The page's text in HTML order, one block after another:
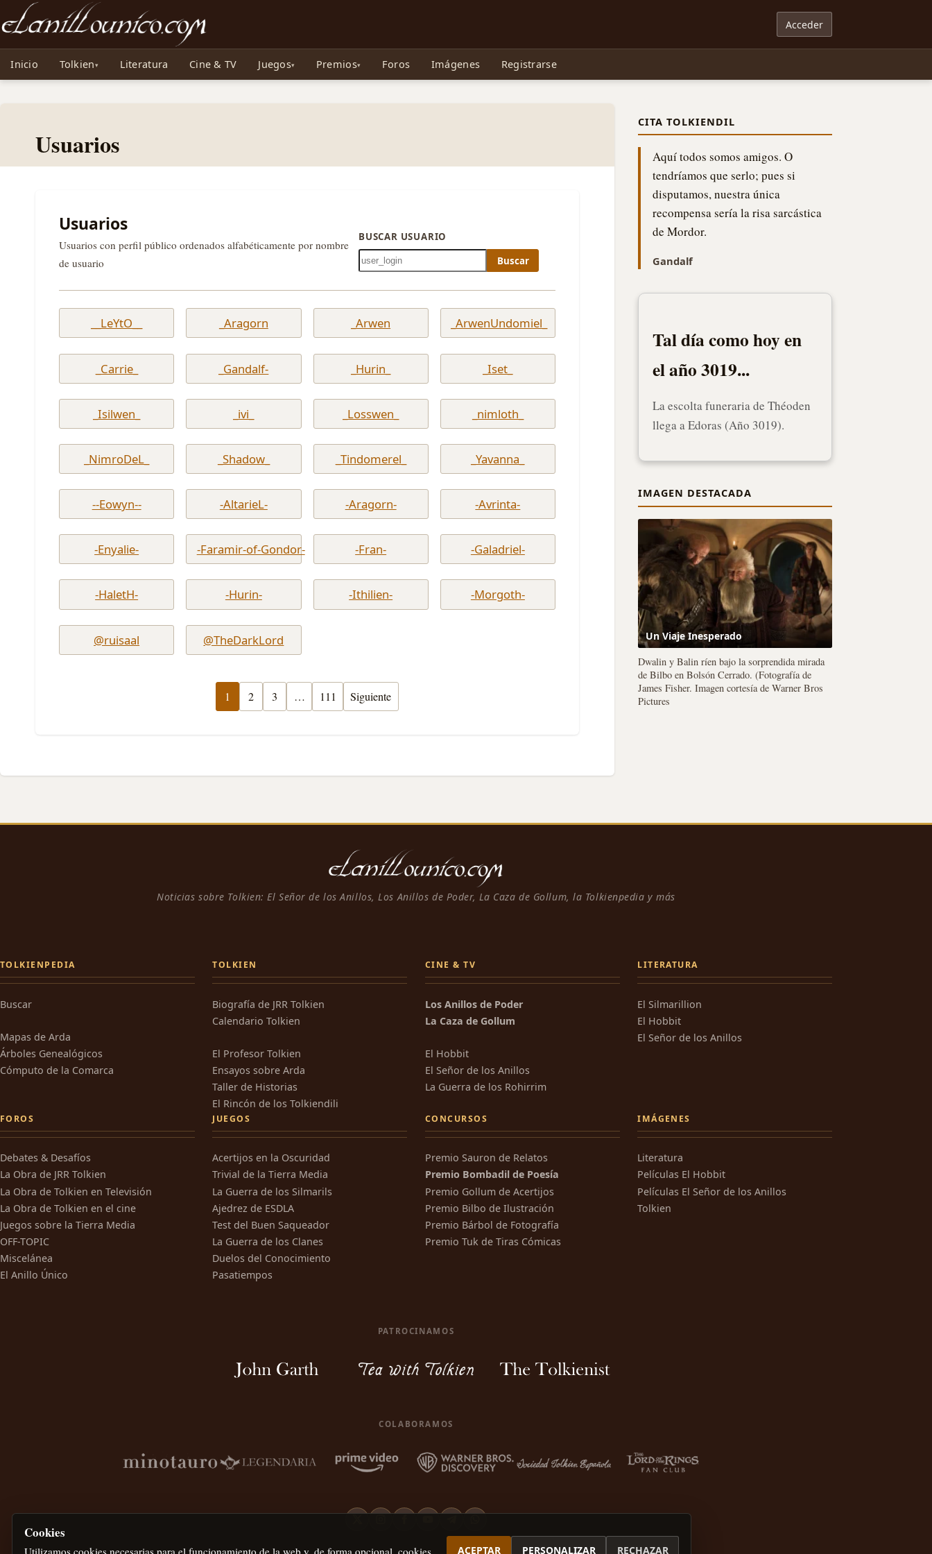
Noticias sobre Tolkien: El Señor de los Anillos, Los Anillos de Poder, La Caza de Gollum, la Tolkienpedia y más
Acceder
Inicio Tolkien Literatura Cine & TV Juegos Premios Foros Imágenes Registrarse
Usuarios
Usuarios
Usuarios con perfil público ordenados alfabéticamente por nombre
de usuario
BUSCAR USUARIO
Buscar
__LeYtO__ _Aragorn _Arwen _ArwenUndomiel_
_Carrie_ _Gandalf- _Hurin_ _Iset_
_Isilwen_ _ivi_ _Losswen_ _nimloth_
_NimroDeL_ _Shadow_ _Tindomerel_ _Yavanna_
--Eowyn-- -AltarieL- -Aragorn- -Avrinta-
-Enyalie- -Faramir-of-Gondor- -Fran- -Galadriel-
-HaletH- -Hurin- -Ithilien- -Morgoth-
@ruisaal @TheDarkLord
1 2 3 … 111 Siguiente
CITA TOLKIENDIL
Aquí todos somos amigos. O
tendríamos que serlo; pues si
disputamos, nuestra única
recompensa sería la risa sarcástica
de Mordor.
Gandalf
Tal día como hoy en
el año 3019...
La escolta funeraria de Théoden
llega a Edoras (Año 3019).
IMAGEN DESTACADA
Un Viaje Inesperado
Dwalin y Balin ríen bajo la sorprendida mirada
de Bilbo en Bolsón Cerrado. (Fotografía de
James Fisher. Imagen cortesía de Warner Bros
Pictures
Noticias sobre Tolkien: El Señor de los Anillos, Los Anillos de Poder, La Caza de Gollum, la Tolkienpedia y más
TOLKIENPEDIA
Buscar
Mapas de Arda
Árboles Genealógicos
Cómputo de la Comarca
TOLKIEN
Biografía de JRR Tolkien
Calendario Tolkien
El Profesor Tolkien
Ensayos sobre Arda
Taller de Historias
El Rincón de los Tolkiendili
CINE & TV
Los Anillos de Poder
La Caza de Gollum
El Hobbit
El Señor de los Anillos
La Guerra de los Rohirrim
LITERATURA
El Silmarillion
El Hobbit
El Señor de los Anillos
FOROS
Debates & Desafíos
La Obra de JRR Tolkien
La Obra de Tolkien en Televisión
La Obra de Tolkien en el cine
Juegos sobre la Tierra Media
OFF-TOPIC
Miscelánea
El Anillo Único
JUEGOS
Acertijos en la Oscuridad
Trivial de la Tierra Media
La Guerra de los Silmarils
Ajedrez de ESDLA
Test del Buen Saqueador
La Guerra de los Clanes
Duelos del Conocimiento
Pasatiempos
CONCURSOS
Premio Sauron de Relatos
Premio Bombadil de Poesía
Premio Gollum de Acertijos
Premio Bilbo de Ilustración
Premio Bárbol de Fotografía
Premio Tuk de Tiras Cómicas
IMÁGENES
Literatura
Películas El Hobbit
Películas El Señor de los Anillos
Tolkien
PATROCINAMOS
COLABORAMOS
Cookies
Utilizamos cookies necesarias para el funcionamiento de la web y, de forma opcional, cookies ACEPTAR PERSONALIZAR RECHAZAR